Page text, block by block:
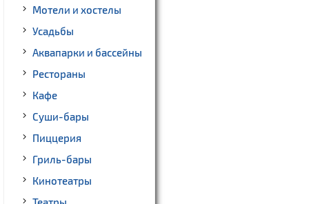
Мотели и хостелы
Усадьбы
Аквапарки и бассейны
Рестораны
Кафе
Суши-бары
Пиццерия
Гриль-бары
Кинотеатры